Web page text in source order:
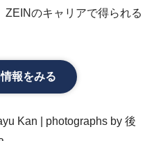
ZEINのキャリアで得られる
報をみる
Kan | photographs by 後